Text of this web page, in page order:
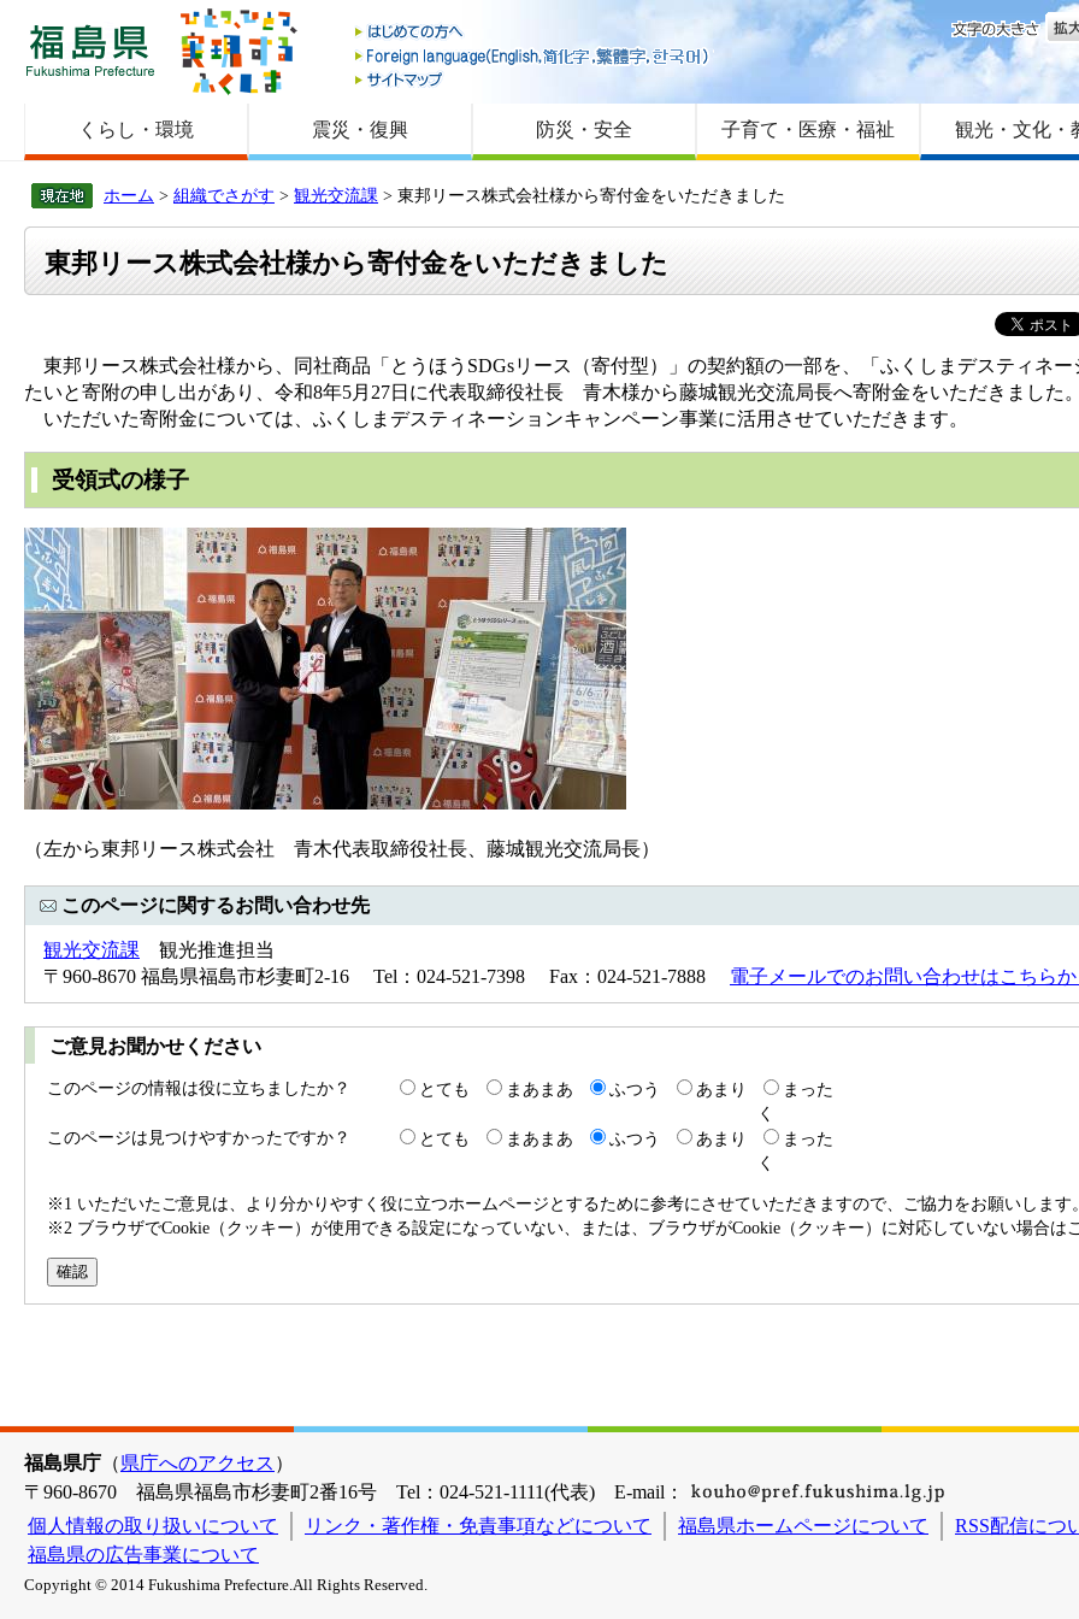
福島県
はじめての方へ
Foreign language
サイトマップ
文字
くらし・環境 震災・復興 防災・安全 子育て・医療・福祉 観光・文化・
ホーム > 組織でさがす > 観光交流課 > 東邦リース株式会社様から寄付金をいただきました
東邦リース株式会社様から寄付金をいただきました
東邦リース株式会社様から、同社商品「とうほうSDGsリース（寄付型）」の契約額の一部を、「ふくしまデスティネ
たいと寄附の申し出があり、令和8年5月27日に代表取締役社長 青木様から藤城観光交流局長へ寄附金をいただきました
いただいた寄附金については、ふくしまデスティネーションキャンペーン事業に活用させていただきます。
受領式の様子
（左から東邦リース株式会社 青木代表取締役社長、藤城観光交流局長）
このページに関するお問い合わせ先
観光交流課 観光推進担当
〒960-8670 福島県福島市杉妻町2-16 Tel：024-521-7398 Fax：024-521-7888 電子メールでのお問い合わせはこちら
ご意見お聞かせください
このページの情報は役に立ちましたか？ とても まあまあ ふつう あまり
まった
く
このページは見つけやすかったですか？
とても まあまあ ふつう あまり
まった
く
※1 いただいたご意見は、より分かりやすく役に立つホームページとするために参考にさせていただきますので、ご協力をお願いしま
※2 ブラウザでCookie（クッキー）が使用できる設定になっていない、または、ブラウザがCookie（クッキー）に対応していない場合は
福島県庁 （県庁へのアクセス ）
〒960-8670 福島県福島市杉妻町2番16号 Tel：024-521-1111(代表) E-mail：
個人情報の取り扱いについて
リンク・著作権・免責事項などについて 福島県ホームページについて
RSS配信につ
福島県の広告事業について
Copyright © 2014 Fukushima Prefecture.All Rights Reserved.